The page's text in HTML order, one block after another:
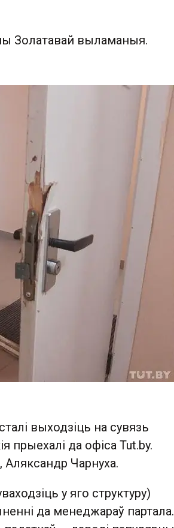
Золатавай выламаныя.
выходзіць на сувязь
прыехалі да офіса Tut.by.
Аляксандр Чарнуха.
у яго структуру)
да менеджараў партала.